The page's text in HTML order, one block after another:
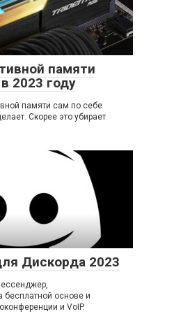
памяти
2023 году
памяти сам по себе
Скорее это убирает
Дискорда 2023
бесплатной основе и
и VoIP.